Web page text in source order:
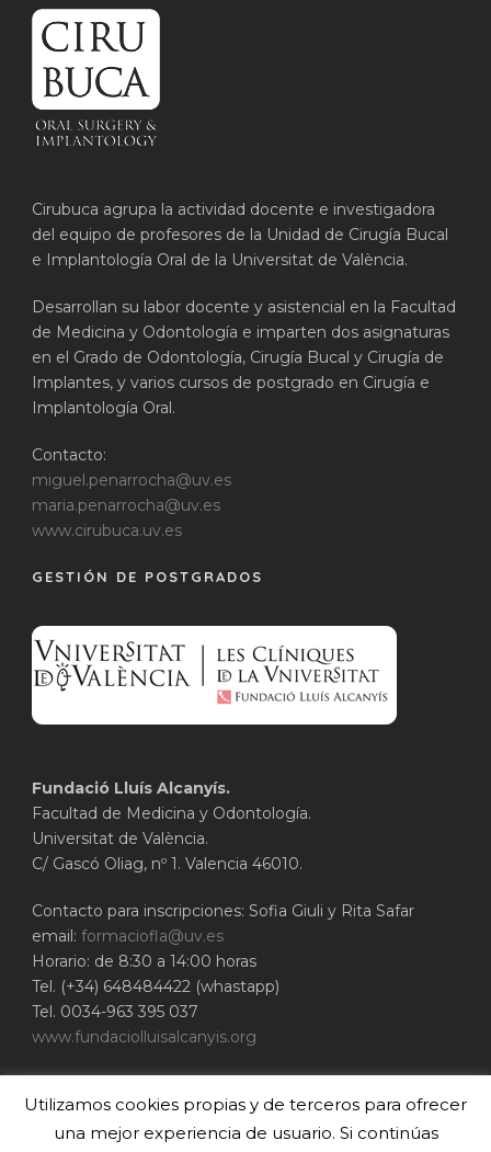
Cirubuca agrupa la actividad docente e investigadora
del equipo de profesores de la Unidad de Cirugía Bucal
e Implantología Oral de la Universitat de València.
Desarrollan su labor docente y asistencial en la Facultad
de Medicina y Odontología e imparten dos asignaturas
en el Grado de Odontología, Cirugía Bucal y Cirugía de
Implantes, y varios cursos de postgrado en Cirugía e
Implantología Oral.
Contacto:
miguel.penarrocha@uv.es
maria.penarrocha@uv.es
www.cirubuca.uv.es
GESTIÓN DE POSTGRADOS
Fundació Lluís Alcanyís.
Facultad de Medicina y Odontología.
Universitat de València.
C/ Gascó Oliag, nº 1. Valencia 46010.
Contacto para inscripciones: Sofia Giuli y Rita Safar
email: formaciofla@uv.es
Horario: de 8:30 a 14:00 horas
Tel. (+34) 648484422 (whastapp)
Tel. 0034-963 395 037
www.fundaciolluisalcanyis.org
ValenciaUniversitat de València
www.adeituv.es
Utilizamos cookies propias y de terceros para ofrecer
una mejor experiencia de usuario. Si continúas